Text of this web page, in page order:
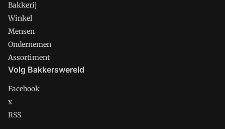
Bakkerij
Winkel
Mensen
Ondernemen
Assortiment
Volg Bakkerswereld
Facebook
x
RSS